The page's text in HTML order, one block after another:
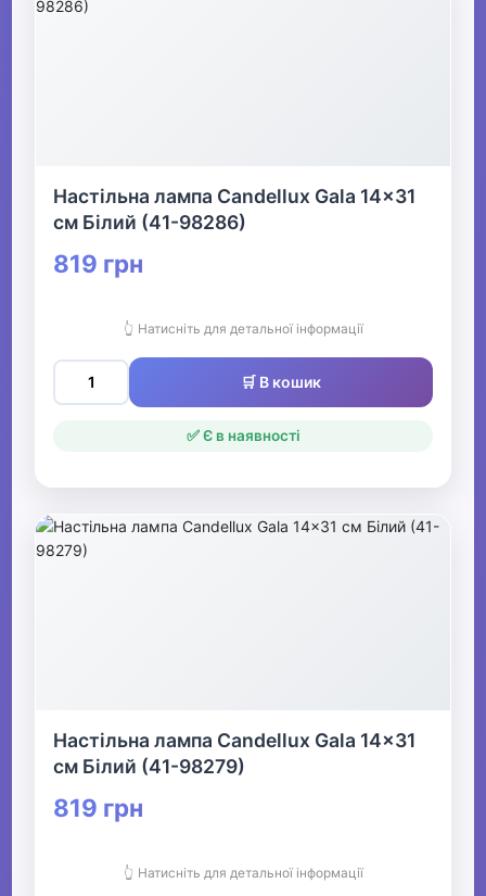
Настільна лампа Candellux Gala 14x31
см Білий (41-98286)
819 грн
👆 Натисніть для детальної інформації
🛒 В кошик
✅ Є в наявності
Настільна лампа Candellux Gala 14x31
см Білий (41-98279)
819 грн
👆 Натисніть для детальної інформації